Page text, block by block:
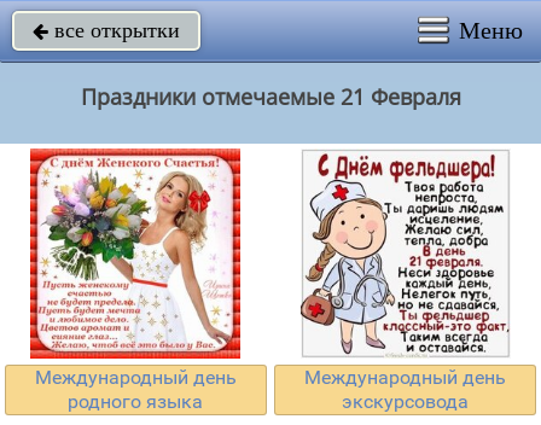
 все открытки Меню
Праздники отмечаемые 21 Февраля
Международный день
родного языка
Международный день
экскурсовода